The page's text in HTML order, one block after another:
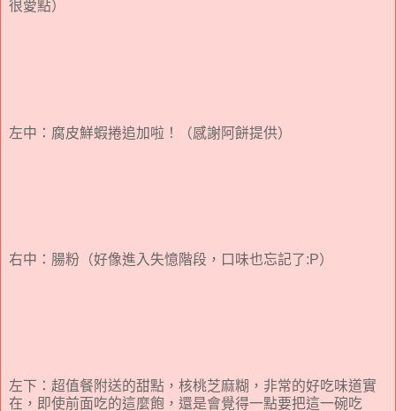
很愛點）
左中：腐皮鮮蝦捲追加啦！（感謝阿餅提供）
右中：腸粉（好像進入失憶階段，口味也忘記了:P）
左下：超值餐附送的甜點，核桃芝麻糊，非常的好吃味道實
在，即使前面吃的這麼飽，還是會覺得一點要把這一碗吃